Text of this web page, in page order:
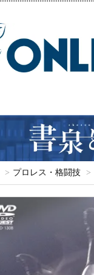
> プロレス・格闘技 >